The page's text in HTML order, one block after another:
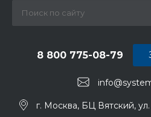
8 800 775-08-79
г. Москва, БЦ Вятский,